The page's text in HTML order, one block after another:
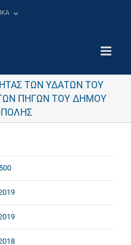
ΤΩΝ ΥΔΑΤΩΝ ΤΟΥ
ΠΗΓΩΝ ΤΟΥ ΔΗΜΟΥ